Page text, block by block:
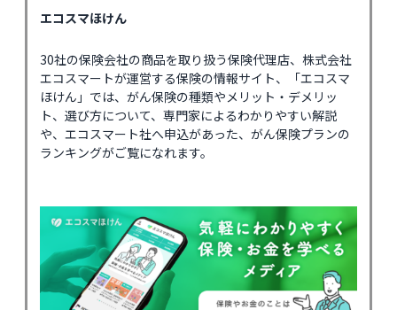
エコスマほけん
30社の保険会社の商品を取り扱う保険代理店、株式会社
エコスマートが運営する保険の情報サイト、「エコスマ
ほけん」では、がん保険の種類やメリット・デメリッ
ト、選び方について、専門家によるわかりやすい解説
や、エコスマート社へ申込があった、がん保険プランの
ランキングがご覧になれます。